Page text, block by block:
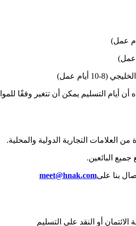
10 أيام عمل)
أن أيام التسليم يمكن أن تتغير وفقًا
العلامات التجارية الدولية والمحلية.
جميع البائعين.
بنا علىmeet@hnak.com
الائتمان أو النقد على التسليم